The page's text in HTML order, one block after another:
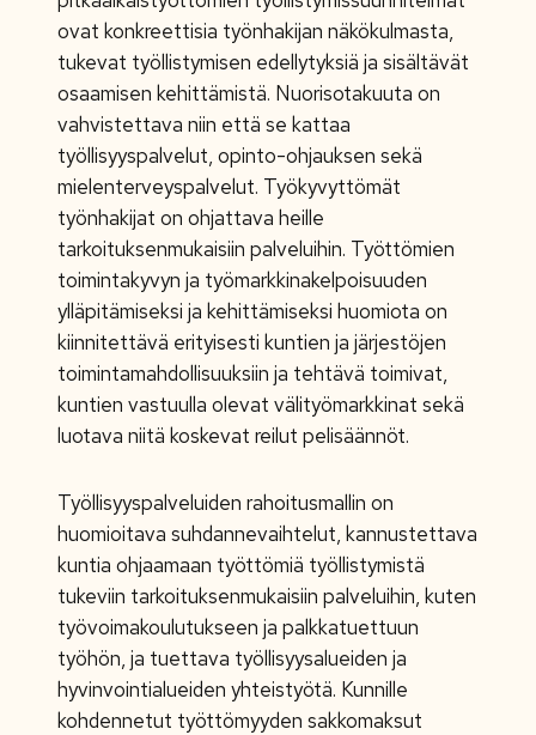
ovat konkreettisia työnhakijan näkökulmasta,
tukevat työllistymisen edellytyksiä ja sisältävät
osaamisen kehittämistä. Nuorisotakuuta on
vahvistettava niin että se kattaa
työllisyyspalvelut, opinto-ohjauksen sekä
mielenterveyspalvelut. Työkyvyttömät
työnhakijat on ohjattava heille
tarkoituksenmukaisiin palveluihin. Työttömien
toimintakyvyn ja työmarkkinakelpoisuuden
ylläpitämiseksi ja kehittämiseksi huomiota on
kiinnitettävä erityisesti kuntien ja järjestöjen
toimintamahdollisuuksiin ja tehtävä toimivat,
kuntien vastuulla olevat välityömarkkinat sekä
luotava niitä koskevat reilut pelisäännöt.
Työllisyyspalveluiden rahoitusmallin on
huomioitava suhdannevaihtelut, kannustettava
kuntia ohjaamaan työttömiä työllistymistä
tukeviin tarkoituksenmukaisiin palveluihin, kuten
työvoimakoulutukseen ja palkkatuettuun
työhön, ja tuettava työllisyysalueiden ja
hyvinvointialueiden yhteistyötä. Kunnille
kohdennetut työttömyyden sakkomaksut